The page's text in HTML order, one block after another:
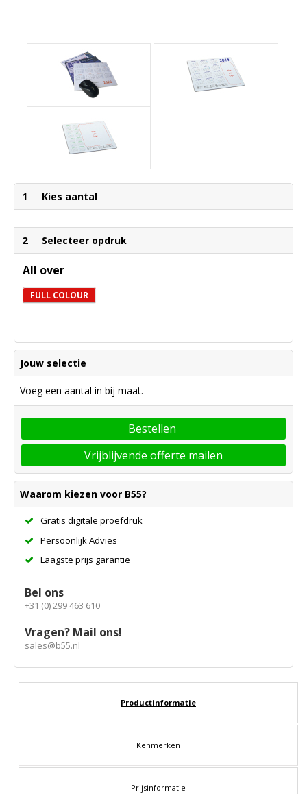
1 Kies aantal
2 Selecteer opdruk
All over
FULL COLOUR
Jouw selectie
Voeg een aantal in bij maat.
Bestellen
Vrijblijvende offerte mailen
Waarom kiezen voor B55?
Gratis digitale proefdruk
Persoonlijk Advies
Laagste prijs garantie
Bel ons
+31 (0) 299 463 610
Vragen? Mail ons!
sales@b55.nl
Productinformatie
Kenmerken
Prijsinformatie